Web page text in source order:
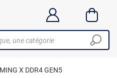
X DDR4 GEN5